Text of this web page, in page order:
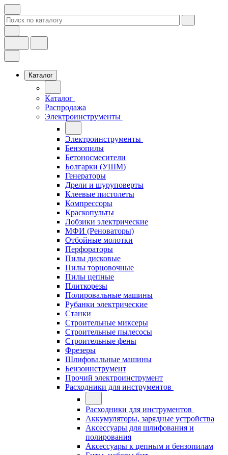
Каталог
Каталог
Распродажа
Электроинструменты
Электроинструменты
Бензопилы
Бетоносмесители
Болгарки (УШМ)
Генераторы
Дрели и шуруповерты
Клеевые пистолеты
Компрессоры
Краскопульты
Лобзики электрические
МФИ (Реноваторы)
Отбойные молотки
Перфораторы
Пилы дисковые
Пилы торцовочные
Пилы цепные
Плиткорезы
Полировальные машины
Рубанки электрические
Станки
Строительные миксеры
Строительные пылесосы
Строительные фены
Фрезеры
Шлифовальные машины
Бензоинструмент
Прочий электроинструмент
Расходники для инструментов
Расходники для инструментов
Аккумуляторы, зарядные устройства
Аксессуары для шлифования и
полирования
Аксессуары к цепным и бензопилам